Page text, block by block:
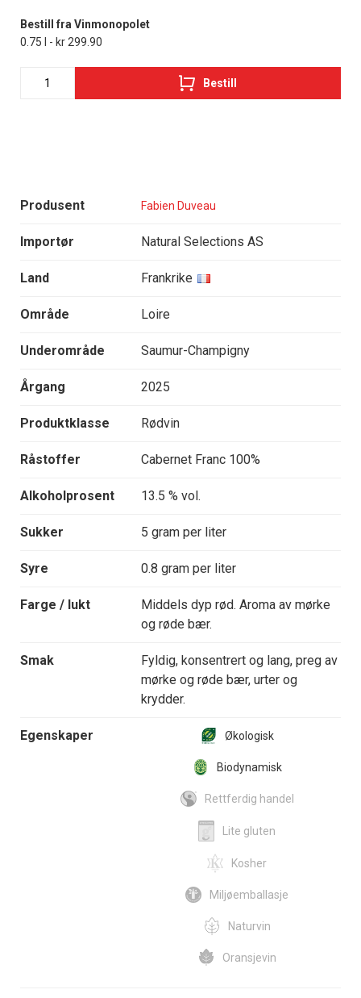
Produsent Fabien Duveau
Importør Natural Selections AS
Land Frankrike
Område Loire
Underområde Saumur-Champigny
Årgang 2025
Produktklasse Rødvin
Råstoffer Cabernet Franc 100%
Alkoholprosent 13.5 % vol.
Sukker 5 gram per liter
Syre 0.8 gram per liter
Farge / lukt
Middels dyp rød. Aroma av mørke
og røde bær.
Smak
Fyldig, konsentrert og lang, preg av
mørke og røde bær, urter og
krydder.
Egenskaper Økologisk
Biodynamisk
Rettferdig handel
Lite gluten
Kosher
Miljøemballasje
Naturvin
Oransjevin
Bestill fra Vinmonopolet
0.75 l - kr 299.90
Bestill